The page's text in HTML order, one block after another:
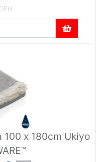
100 x 180cm Ukiyo